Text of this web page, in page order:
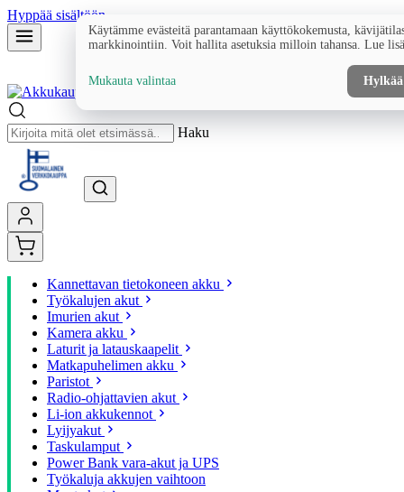
Hyppää sisältöön
Haku
Kannettavan tietokoneen akku
Työkalujen akut
Imurien akut
Kamera akku
Laturit ja latauskaapelit
Matkapuhelimen akku
Paristot
Radio-ohjattavien akut
Li-ion akkukennot
Lyijyakut
Taskulamput
Power Bank vara-akut ja UPS
Työkaluja akkujen vaihtoon
Käytämme evästeitä parantamaan käyttökokemusta,
markkinointiin. Voit hallita asetuksia milloin tahansa. Lue
Mukauta valintaa Hylkää